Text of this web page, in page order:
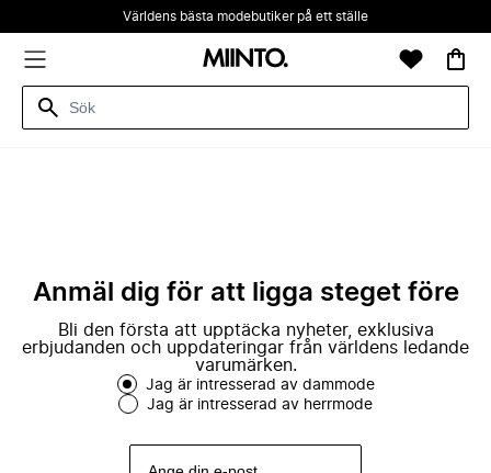
Världens bästa modebutiker på ett ställe
Anmäl dig för att ligga steget före
Bli den första att upptäcka nyheter, exklusiva
erbjudanden och uppdateringar från världens ledande
varumärken.
Jag är intresserad av dammode
Jag är intresserad av herrmode